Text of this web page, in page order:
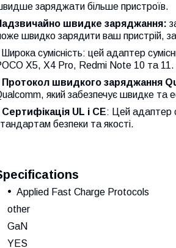
заряджати більше пристроїв.
швидке заряджання:
швидко зарядити ваш пристрій,
Широка сумісність: цей адаптер
X5, X4 Pro, Redmi Note 10 та 11.
Протокол швидкого заряджання
який забезпечує швидке
Сертифікація UL і CE: Цей адаптер
безпеки та якості.
Applied Fast Charge Protocols
other
GaN
YES